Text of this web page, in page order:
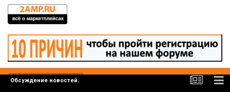
Обсуждение новостей.